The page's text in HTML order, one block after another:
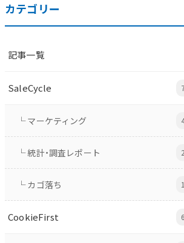
カテゴリー
記事一覧
SaleCycle
└ マーケティング
└ 統計・調査レポート
└ カゴ落ち
CookieFirst